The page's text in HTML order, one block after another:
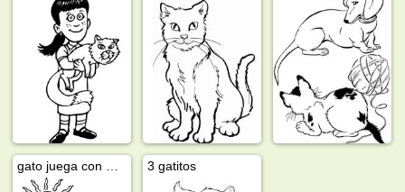
3 gatitos